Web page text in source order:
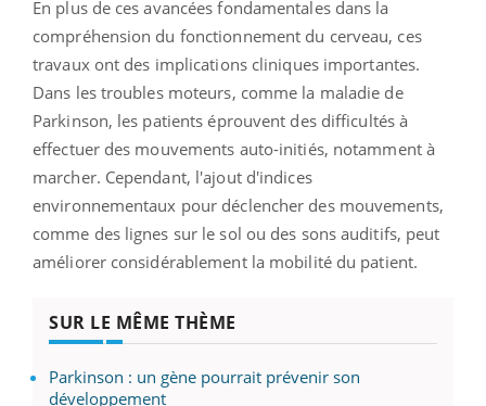
En plus de ces avancées fondamentales dans la
compréhension du fonctionnement du cerveau, ces
travaux ont des implications cliniques importantes.
Dans les troubles moteurs, comme la maladie de
Parkinson, les patients éprouvent des difficultés à
effectuer des mouvements auto-initiés, notamment à
marcher. Cependant, l'ajout d'indices
environnementaux pour déclencher des mouvements,
comme des lignes sur le sol ou des sons auditifs, peut
améliorer considérablement la mobilité du patient.
SUR LE MÊME THÈME
Parkinson : un gène pourrait prévenir son
développement